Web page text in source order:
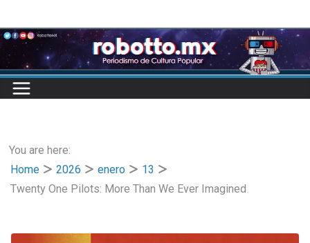
to
content
You are here:
Home
2026 enero
13
Twenty One Pilots: More Than We Ever Imagined